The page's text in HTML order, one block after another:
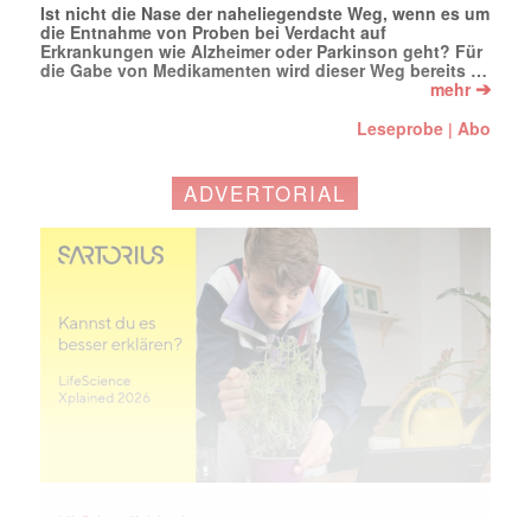
Ist nicht die Nase der naheliegendste Weg, wenn es um
die Entnahme von Proben bei Verdacht auf
Erkrankungen wie Alzheimer oder Parkinson geht? Für
die Gabe von Medikamenten wird dieser Weg bereits …
mehr➔
Leseprobe |Abo
ADVERTORIAL